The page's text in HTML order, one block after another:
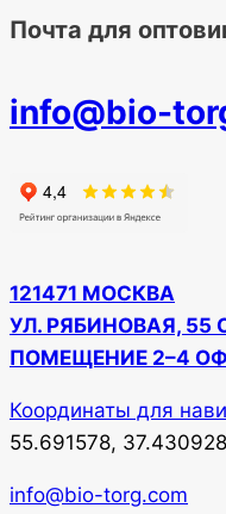
Почта для
info@bio-
121471 МОСКВА
УЛ. РЯБИНОВАЯ, 55
ПОМЕЩЕНИЕ 2–4
Координаты для
55.691578, 37.430928
info@bio-torg.com